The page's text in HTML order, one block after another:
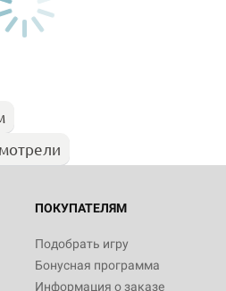
ПОКУПАТЕЛЯМ
Подобрать игру
Бонусная программа
Информация о заказе